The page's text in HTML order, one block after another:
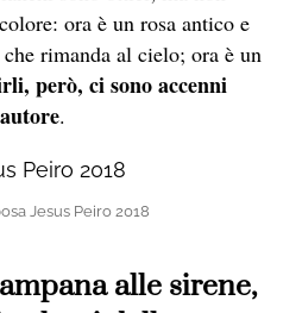
ora è un rosa antico e
rimanda al cielo; ora è un
però, ci sono accenni
.
Jesus Peiro 2018
alle sirene,